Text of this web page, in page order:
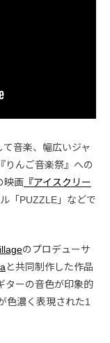
音楽、幅広いジャ
りんご音楽祭』への
映画 『アイスクリー
「PUZZLE」などで
のプロデューサ
と共同制作した作品
ターの音色が印象的
色濃く表現された1